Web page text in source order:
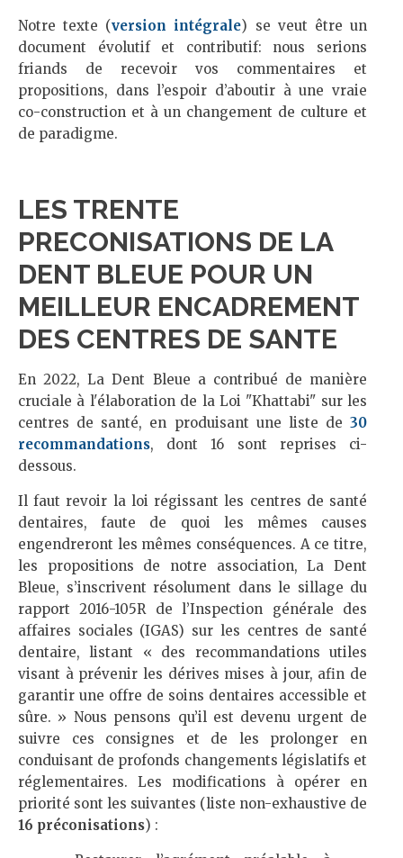
Notre texte (version intégrale) se veut être un
document évolutif et contributif: nous serions
friands de recevoir vos commentaires et
propositions, dans l’espoir d’aboutir à une vraie
co-construction et à un changement de culture et
de paradigme.
LES TRENTE
PRECONISATIONS DE LA
DENT BLEUE POUR UN
MEILLEUR ENCADREMENT
DES CENTRES DE SANTE
En 2022, La Dent Bleue a contribué de manière
cruciale à l'élaboration de la Loi "Khattabi" sur les
centres de santé, en produisant une liste de 30
recommandations, dont 16 sont reprises ci-
dessous.
Il faut revoir la loi régissant les centres de santé
dentaires, faute de quoi les mêmes causes
engendreront les mêmes conséquences. A ce titre,
les propositions de notre association, La Dent
Bleue, s’inscrivent résolument dans le sillage du
rapport 2016-105R de l’Inspection générale des
affaires sociales (IGAS) sur les centres de santé
dentaire, listant « des recommandations utiles
visant à prévenir les dérives mises à jour, afin de
garantir une offre de soins dentaires accessible et
sûre. » Nous pensons qu’il est devenu urgent de
suivre ces consignes et de les prolonger en
conduisant de profonds changements législatifs et
réglementaires. Les modifications à opérer en
priorité sont les suivantes (liste non-exhaustive de
16 préconisations) :